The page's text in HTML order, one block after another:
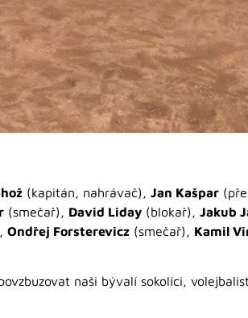
(kapitán, nahrávač), Jan Kašpar
(smečař), David Liday (blokař), Jakub
Ondřej Forsterevicz (smečař), Kamil
naši bývalí sokolíci,